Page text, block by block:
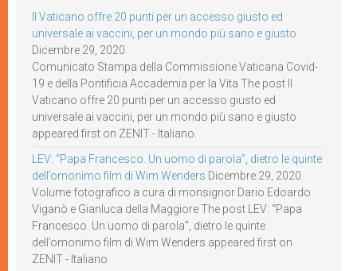
Il Vaticano offre 20 punti per un accesso giusto ed
universale ai vaccini, per un mondo più sano e giusto
Dicembre 29, 2020
Comunicato Stampa della Commissione Vaticana Covid-
19 e della Pontificia Accademia per la Vita The post Il
Vaticano offre 20 punti per un accesso giusto ed
universale ai vaccini, per un mondo più sano e giusto
appeared first on ZENIT - Italiano.
LEV: “Papa Francesco. Un uomo di parola”, dietro le quinte
dell’omonimo film di Wim Wenders Dicembre 29, 2020
Volume fotografico a cura di monsignor Dario Edoardo
Viganò e Gianluca della Maggiore The post LEV: “Papa
Francesco. Un uomo di parola”, dietro le quinte
dell’omonimo film di Wim Wenders appeared first on
ZENIT - Italiano.